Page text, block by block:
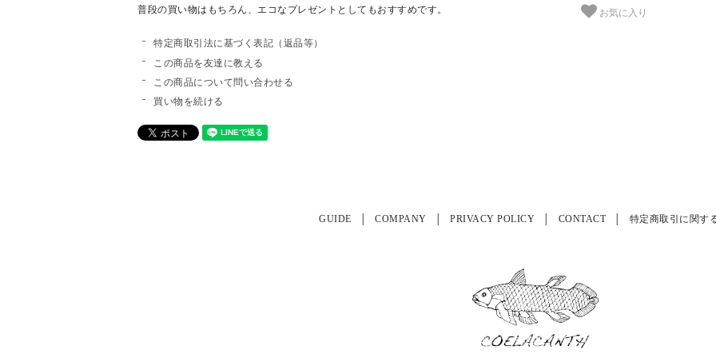
お気に入り
普段の買い物はもちろん、エコなプレゼントとしてもおすすめです。
特定商取引法に基づく表記（返品等）
この商品を友達に教える
この商品について問い合わせる
買い物を続ける
GUIDE COMPANY PRIVACY POLICY CONTACT 特定商取引に関す